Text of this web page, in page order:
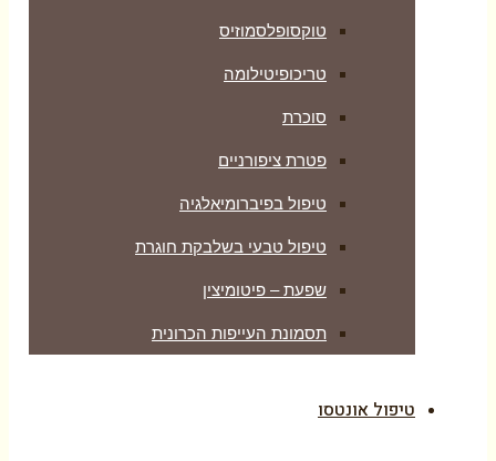
טוקסופלסמוזיס
טריכופיטילומה
סוכרת
פטרת ציפורניים
טיפול בפיברומיאלגיה
טיפול טבעי בשלבקת חוגרת
שפעת – פיטומיצין
תסמונת העייפות הכרונית
טיפול אונטסו